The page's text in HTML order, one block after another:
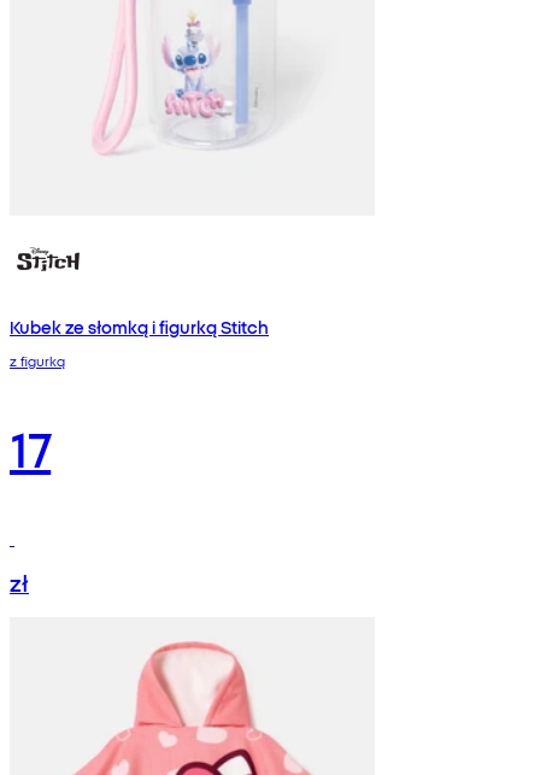
Kubek ze słomką i figurką Stitch
z figurką
17
zł